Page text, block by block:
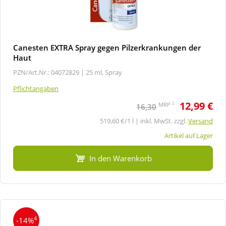
Canesten EXTRA Spray gegen Pilzerkrankungen der
Haut
PZN/Art.Nr.: 04072829 | 25 ml, Spray
Pflichtangaben
16,30 MRP 2 12,99 €
519,60 €/1 l | inkl. MwSt. zzgl.Versand
Artikel auf Lager
In den Warenkorb
-14%4